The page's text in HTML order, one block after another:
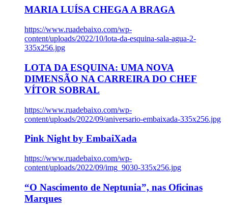
MARIA LUÍSA CHEGA A BRAGA
https://www.ruadebaixo.com/wp-
content/uploads/2022/10/lota-da-esquina-sala-agua-2-
335x256.jpg
LOTA DA ESQUINA: UMA NOVA
DIMENSÃO NA CARREIRA DO CHEF
VÍTOR SOBRAL
https://www.ruadebaixo.com/wp-
content/uploads/2022/09/aniversario-embaixada-335x256.jpg
Pink Night by EmbaiXada
https://www.ruadebaixo.com/wp-
content/uploads/2022/09/img_9030-335x256.jpg
“O Nascimento de Neptunia”, nas Oficinas
Marques